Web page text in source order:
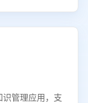
识管理应用，支